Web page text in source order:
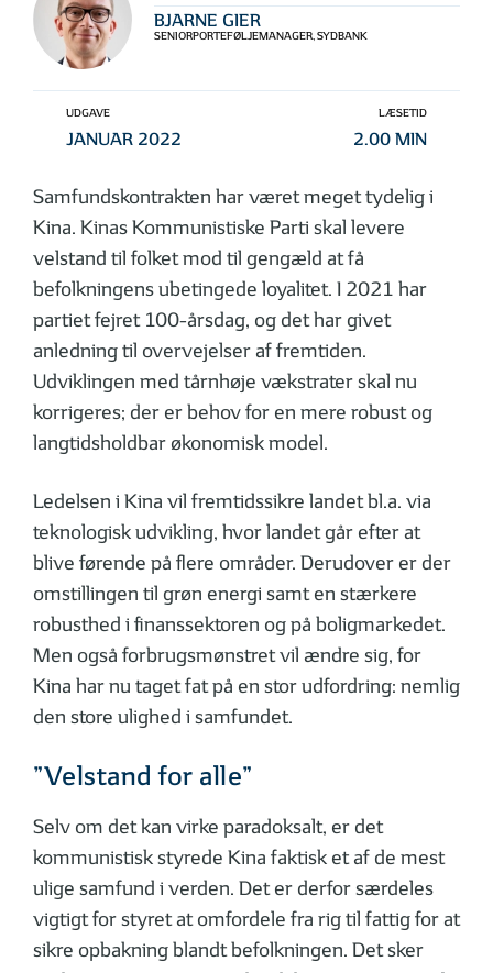
BJARNE GIER
SENIORPORTEFØLJEMANAGER, SYDBANK
UDGAVE
JANUAR 2022
LÆSETID
2.00 MIN
Samfundskontrakten har været meget tydelig i
Kina. Kinas Kommunistiske Parti skal levere
velstand til folket mod til gengæld at få
befolkningens ubetingede loyalitet. I 2021 har
partiet fejret 100-årsdag, og det har givet
anledning til overvejelser af fremtiden.
Udviklingen med tårnhøje vækstrater skal nu
korrigeres; der er behov for en mere robust og
langtidsholdbar økonomisk model.
Ledelsen i Kina vil fremtidssikre landet bl.a. via
teknologisk udvikling, hvor landet går efter at
blive førende på flere områder. Derudover er der
omstillingen til grøn energi samt en stærkere
robusthed i finanssektoren og på boligmarkedet.
Men også forbrugsmønstret vil ændre sig, for
Kina har nu taget fat på en stor udfordring: nemlig
den store ulighed i samfundet.
”Velstand for alle”
Selv om det kan virke paradoksalt, er det
kommunistisk styrede Kina faktisk et af de mest
ulige samfund i verden. Det er derfor særdeles
vigtigt for styret at omfordele fra rig til fattig for at
sikre opbakning blandt befolkningen. Det sker